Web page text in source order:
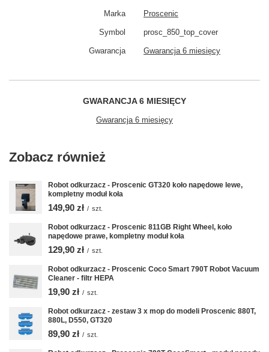
Marka Proscenic
Symbol prosc_850_top_cover
Gwarancja Gwarancja 6 miesięcy
GWARANCJA 6 MIESIĘCY
Gwarancja 6 miesięcy
Zobacz również
Robot odkurzacz - Proscenic GT320 koło napędowe lewe,
kompletny moduł koła
149,90 zł / szt.
Robot odkurzacz - Proscenic 811GB Right Wheel, koło
napędowe prawe, kompletny moduł koła
129,90 zł / szt.
Robot odkurzacz - Proscenic Coco Smart 790T Robot Vacuum
Cleaner - filtr HEPA
19,90 zł / szt.
Robot odkurzacz - zestaw 3 x mop do modeli Proscenic 880T,
880L, D550, GT320
89,90 zł / szt.